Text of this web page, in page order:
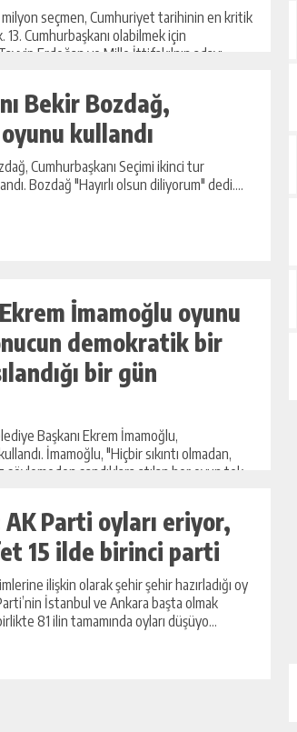
seçmen, Cumhuriyet tarihinin en kritik
Cumhurbaşkanı olabilmek için
Erdoğan ve Mille İttifakı'nın adayı
Bekir Bozdağ,
kullandı
Cumhurbaşkanı Seçimi ikinci tur
Bozdağ "Hayırlı olsun diliyorum" dedi....
İmamoğlu oyunu
demokratik bir
bir gün
Başkanı Ekrem İmamoğlu,
İmamoğlu, "Hiçbir sıkıntı olmadan,
sandıklara atılan her oyun tek
Parti oyları eriyor,
15 ilde birinci parti
ilişkin olarak şehir şehir hazırladığı oy
İstanbul ve Ankara başta olmak
81 ilin tamamında oyları düşüyo...